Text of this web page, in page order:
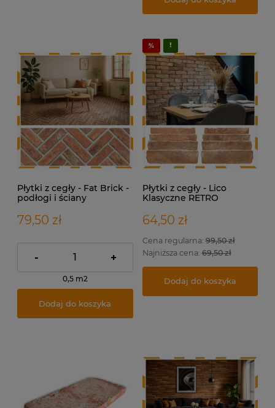
Płytki z cegły - Fat Brick -
podłogi i ściany
79,50 zł
- +
0,5 m2
Dodaj do koszyka
Płytki z cegły - Lico
Klasyczne RETRO
64,50 zł
Cena regularna:99,50 zł
Najniższa cena:69,50 zł
Dodaj do koszyka